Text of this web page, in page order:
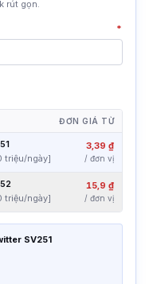
rút gọn.
*
ĐƠN GIÁ TỪ
triệu/ngày]
3,39 ₫
/ đơn vị
triệu/ngày]
15,9 ₫
/ đơn vị
SV251